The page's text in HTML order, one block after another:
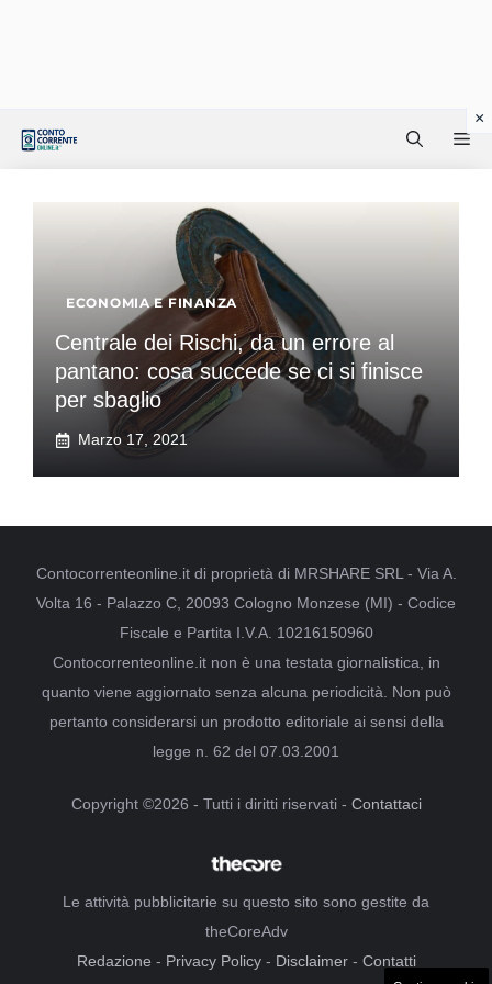
ECONOMIA E FINANZA
Centrale dei Rischi, da un errore al
pantano: cosa succede se ci si finisce
per sbaglio
Marzo 17, 2021
Contocorrenteonline.it di proprietà di MRSHARE SRL - Via A.
Volta 16 - Palazzo C, 20093 Cologno Monzese (MI) - Codice
Fiscale e Partita I.V.A. 10216150960
Contocorrenteonline.it non è una testata giornalistica, in
quanto viene aggiornato senza alcuna periodicità. Non può
pertanto considerarsi un prodotto editoriale ai sensi della
legge n. 62 del 07.03.2001
Copyright ©2026 - Tutti i diritti riservati - Contattaci
Le attività pubblicitarie su questo sito sono gestite da
theCoreAdv
Redazione - Privacy Policy- Disclaimer- Contatti